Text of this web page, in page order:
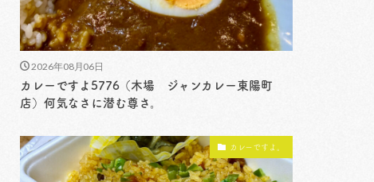
2026年08月06日
カレーですよ5776（木場 ジャンカレー東陽町
店）何気なさに潜む尊さ。
カレーですよ。